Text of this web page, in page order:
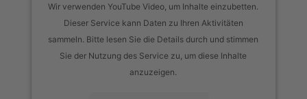
Wir verwenden YouTube Video, um Inhalte einzubetten.
Dieser Service kann Daten zu Ihren Aktivitäten
sammeln. Bitte lesen Sie die Details durch und stimmen
Sie der Nutzung des Service zu, um diese Inhalte
anzuzeigen.